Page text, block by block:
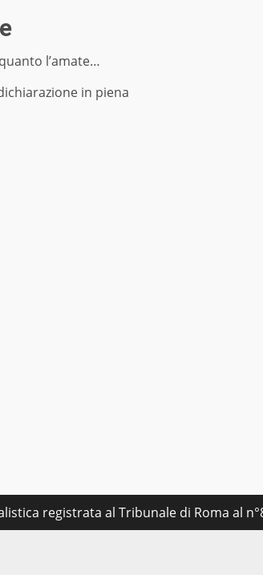
l’amate…
in piena
registrata al Tribunale di Roma al